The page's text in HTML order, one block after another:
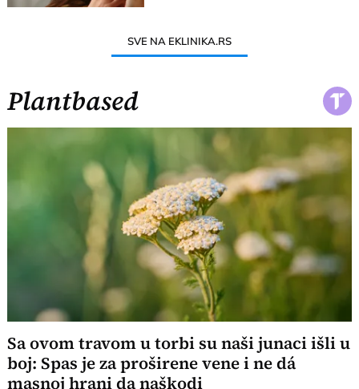
SVE NA EKLINIKA.RS
Plantbased
Sa ovom travom u torbi su naši junaci išli u
boj: Spas je za proširene vene i ne dá
masnoj hrani da naškodi